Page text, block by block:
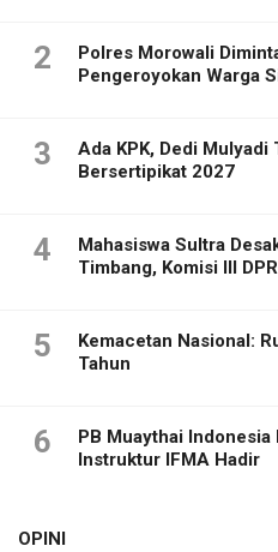
2
Polres Morowali
Pengeroyokan Warga
3
Ada KPK, Dedi
Bersertipikat 2027
4
Mahasiswa Sultra
Timbang, Komisi III
5
Kemacetan Nasional:
Tahun
6
PB Muaythai Indonesia
Instruktur IFMA Hadir
OPINI